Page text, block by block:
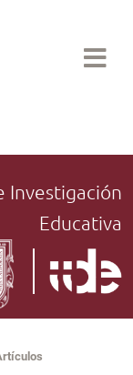
Investigación
Educativa